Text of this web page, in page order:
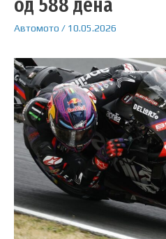
Автомото / 10.05.2026